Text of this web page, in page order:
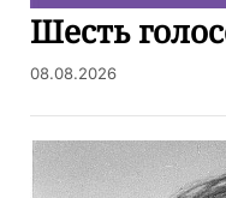
Шесть
08.08.2026